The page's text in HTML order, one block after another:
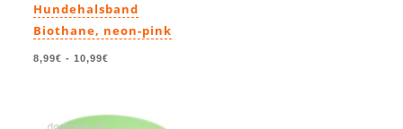
Hundehalsband
Biothane, neon-pink
8,99€ - 10,99€